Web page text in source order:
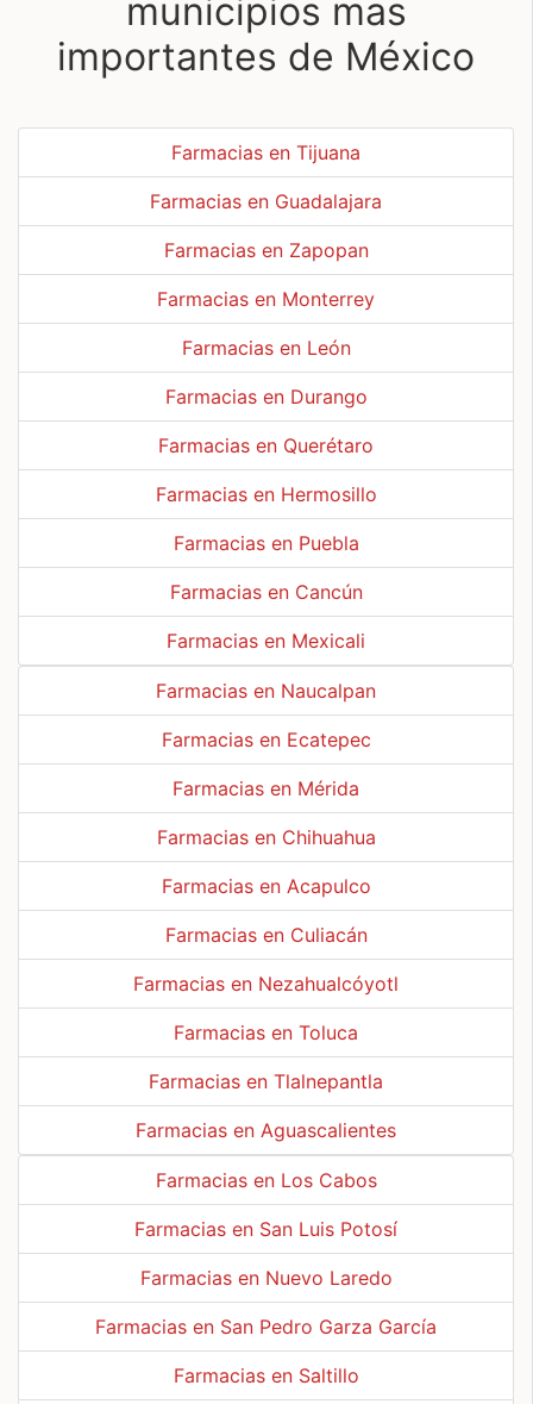
municipios mas
importantes de México
Farmacias en Tijuana
Farmacias en Guadalajara
Farmacias en Zapopan
Farmacias en Monterrey
Farmacias en León
Farmacias en Durango
Farmacias en Querétaro
Farmacias en Hermosillo
Farmacias en Puebla
Farmacias en Cancún
Farmacias en Mexicali
Farmacias en Naucalpan
Farmacias en Ecatepec
Farmacias en Mérida
Farmacias en Chihuahua
Farmacias en Acapulco
Farmacias en Culiacán
Farmacias en Nezahualcóyotl
Farmacias en Toluca
Farmacias en Tlalnepantla
Farmacias en Aguascalientes
Farmacias en Los Cabos
Farmacias en San Luis Potosí
Farmacias en Nuevo Laredo
Farmacias en San Pedro Garza García
Farmacias en Saltillo